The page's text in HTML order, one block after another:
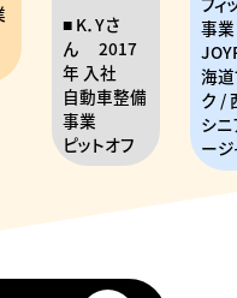
事業
JOYFIT / 北
海道ブロッ
ク / 西札幌
シニアマネ
ージャー
年
エ
業
岡書